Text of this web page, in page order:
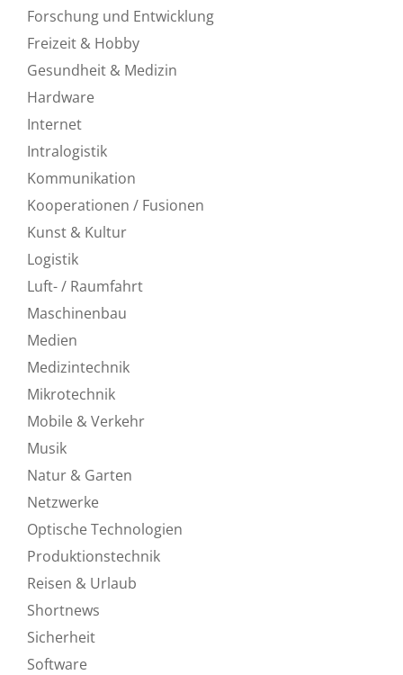
Forschung und Entwicklung
Freizeit & Hobby
Gesundheit & Medizin
Hardware
Internet
Intralogistik
Kommunikation
Kooperationen / Fusionen
Kunst & Kultur
Logistik
Luft- / Raumfahrt
Maschinenbau
Medien
Medizintechnik
Mikrotechnik
Mobile & Verkehr
Musik
Natur & Garten
Netzwerke
Optische Technologien
Produktionstechnik
Reisen & Urlaub
Shortnews
Sicherheit
Software